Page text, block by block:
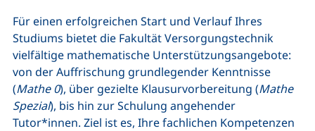
Für einen erfolgreichen Start und Verlauf Ihres
Studiums bietet die Fakultät Versorgungstechnik
vielfältige mathematische Unterstützungsangebote:
von der Auffrischung grundlegender Kenntnisse
(Mathe 0), über gezielte Klausurvorbereitung (Mathe
Spezial), bis hin zur Schulung angehender
Tutor*innen. Ziel ist es, Ihre fachlichen Kompetenzen